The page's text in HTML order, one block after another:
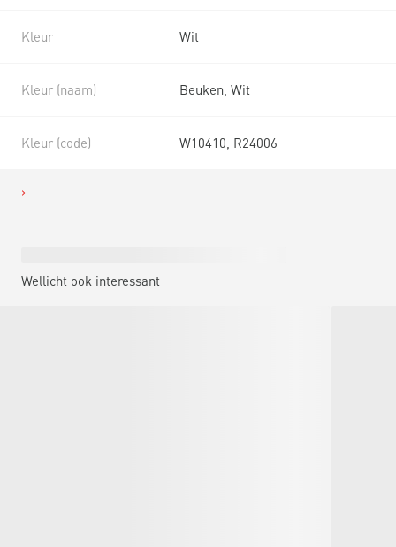
Kleur Wit
Kleur (naam) Beuken, Wit
Kleur (code) W10410, R24006
Wellicht ook interessant